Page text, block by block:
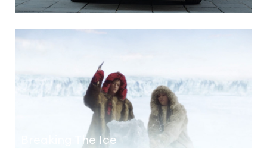
Breaking The Ice